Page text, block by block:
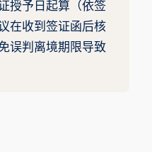
授予日起算（依签
在收到签证函后核
误判离境期限导致